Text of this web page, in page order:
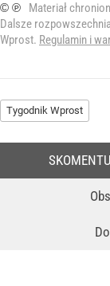
© ℗
Materiał
Dalsze
Wprost. Regulamin i
Tygodnik Wprost